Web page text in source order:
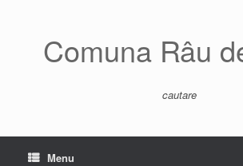
Comuna Râu
cautare
Menu